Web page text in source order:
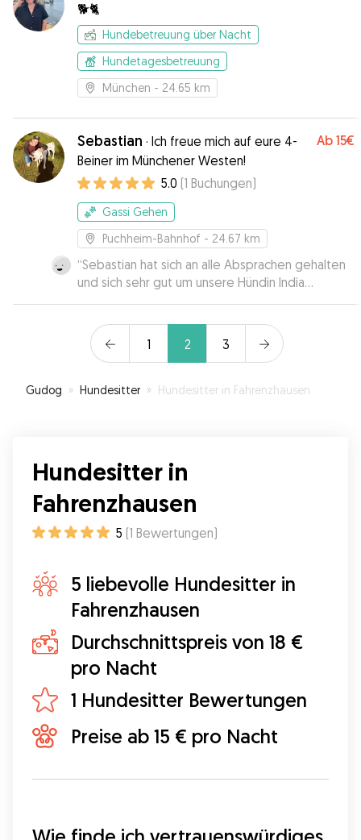
🐕🐈
Hundebetreuung über Nacht
Hundetagesbetreuung
München - 24.65 km
Sebastian · Ich freue mich auf eure 4-
Beiner im Münchener Westen!
Ab 15€
5.0 (1 Buchungen)
Gassi Gehen
Puchheim-Bahnhof - 24.67 km
“Sebastian hat sich an alle Absprachen gehalten
und sich sehr gut um unsere Hündin India
gekümmert. Da India nicht ganz einfach ist, haben
Tipps und Wünsche sehr gut angenommen und
umgesetzt. Dementsprechend hatte ich ein sehr
Dank für deine zuverlässige und liebevolle
1 2 3
Gudog » Hundesitter » Hundesitter in Fahrenzhausen
Hundesitter in
Fahrenzhausen
5 (1 Bewertungen)
5 liebevolle Hundesitter in
Fahrenzhausen
Durchschnittspreis von 18 €
pro Nacht
1 Hundesitter Bewertungen
Preise ab 15 € pro Nacht